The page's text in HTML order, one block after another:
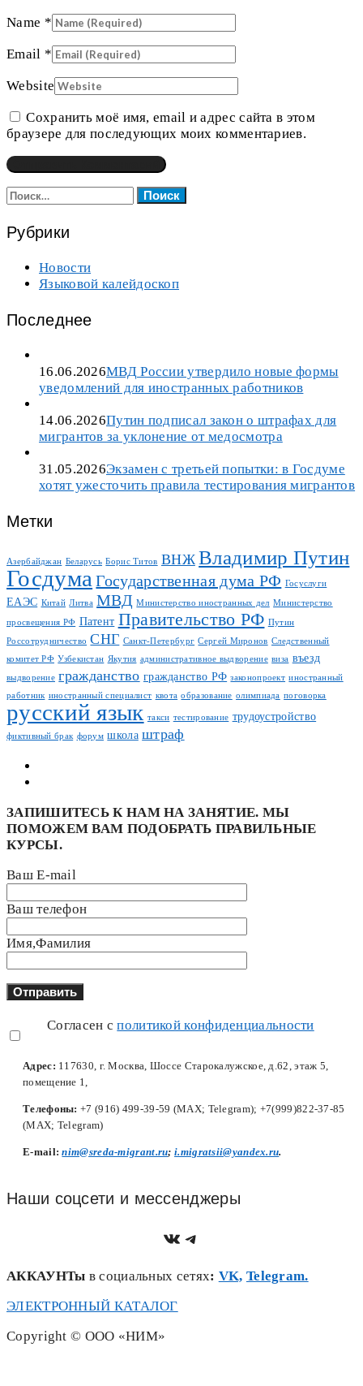
Name *
Email *
Website
Сохранить моё имя, email и адрес сайта в этом
браузере для последующих моих комментариев.
Найти:
Рубрики
Новости
Языковой калейдоскоп
Последнее
16.06.2026МВД России утвердило новые формы
уведомлений для иностранных работников
14.06.2026Путин подписал закон о штрафах для
мигрантов за уклонение от медосмотра
31.05.2026Экзамен с третьей попытки: в Госдуме
хотят ужесточить правила тестирования мигрантов
Метки
Азербайджан Беларусь Борис Титов ВНЖ Владимир Путин
Госдума Государственная дума РФ Госуслуги
ЕАЭС Китай Литва МВД Министерство иностранных дел Министерство
просвещения РФ Патент Правительство РФ Путин
Россотрудничество СНГ Санкт-Петербург Сергей Миронов Следственный
комитет РФ Узбекистан Якутия административное выдворение виза въезд
выдворение гражданство гражданство РФ законопроект иностранный
работник иностранный специалист квота образование олимпиада поговорка
русский язык такси тестирование трудоустройство
фиктивный брак форум школа штраф
ЗАПИШИТЕСЬ К НАМ НА ЗАНЯТИЕ. МЫ
ПОМОЖЕМ ВАМ ПОДОБРАТЬ ПРАВИЛЬНЫЕ
КУРСЫ.
Ваш E-mail
Ваш телефон
Имя,Фамилия
Согласен сполитикой конфиденциальности
Адрес: 117630, г. Москва, Шоссе Старокалужское, д.62, этаж 5,
помещение 1,
Телефоны: +7 (916) 499-39-59 (MAX; Telegram); +7(999)822-37-85
(MAX; Telegram)
Е-mail:nim@sreda-migrant.ru;i.migratsii@yandex.ru.
Наши соцсети и мессенджеры
https://vk.com/
Telegram
АККАУНТы в социальных сетях: VK, Telegram.
ЭЛЕКТРОННЫЙ КАТАЛОГ
Copyright © ООО «НИМ»